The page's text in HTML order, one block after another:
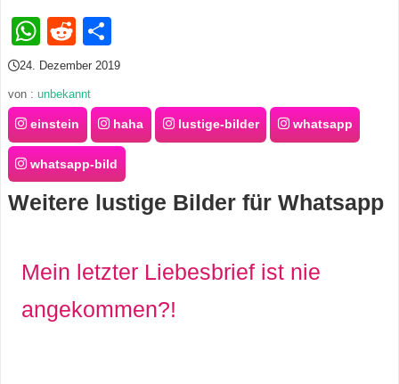
o
r
t
c
u
t
C
WhatsApp
Reddit
24. Dezember 2019
von : unbekannt
einstein haha lustige-bilder whatsapp
whatsapp-bild
Weitere lustige Bilder für Whatsapp
Mein letzter Liebesbrief ist nie
angekommen?!